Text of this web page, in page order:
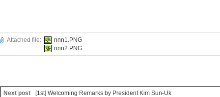
Attached file:
nnn1.PNG
nnn2.PNG
Next post
[1st] Welcoming Remarks by President Kim Sun-Uk